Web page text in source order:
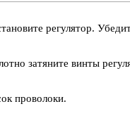
регулятор.
затяните винты
проволоки.